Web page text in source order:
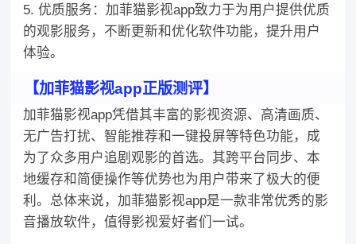
5. 优质服务：加菲猫影视app致力于为用户提供优质
的观影服务，不断更新和优化软件功能，提升用户
体验。
【加菲猫影视app正版测评】
加菲猫影视app凭借其丰富的影视资源、高清画质、
无广告打扰、智能推荐和一键投屏等特色功能，成
为了众多用户追剧观影的首选。其跨平台同步、本
地缓存和简便操作等优势也为用户带来了极大的便
利。总体来说，加菲猫影视app是一款非常优秀的影
音播放软件，值得影视爱好者们一试。